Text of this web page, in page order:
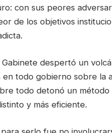
con sus peores
de los objetivos
despertó un
todo gobierno sobre la
todo detonó un método
y más eficiente.